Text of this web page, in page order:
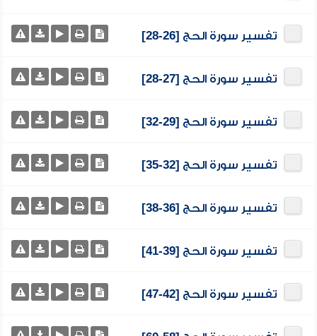
تفسير سورة الحج [26-28]
تفسير سورة الحج [27-28]
تفسير سورة الحج [29-32]
تفسير سورة الحج [32-35]
تفسير سورة الحج [36-38]
تفسير سورة الحج [39-41]
تفسير سورة الحج [42-47]